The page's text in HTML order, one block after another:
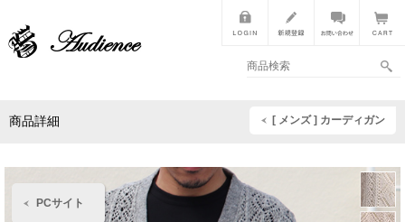
PCサイト
商品詳細 [ メンズ ] カーディガン